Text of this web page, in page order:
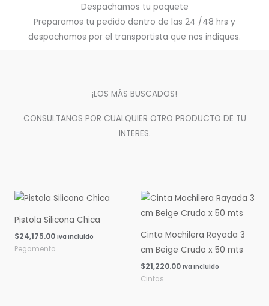
Despachamos tu paquete
Preparamos tu pedido dentro de las 24 /48 hrs y
despachamos por el transportista que nos indiques.
¡LOS MÁS BUSCADOS!
CONSULTANOS POR CUALQUIER OTRO PRODUCTO DE TU
INTERES.
Pistola Silicona Chica
$24,175.00 Iva Incluido
Pegamento
Cinta Mochilera Rayada 3
cm Beige Crudo x 50 mts
$21,220.00 Iva Incluido
Cintas